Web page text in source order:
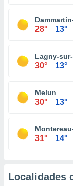
28° 13°
Lagny-
30° 13°
Melun
30° 13°
31° 14°
Localidades